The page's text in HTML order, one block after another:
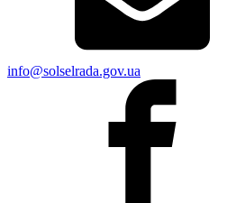
info@solselrada.gov.ua